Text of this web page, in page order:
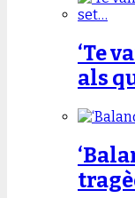
‘Te
als